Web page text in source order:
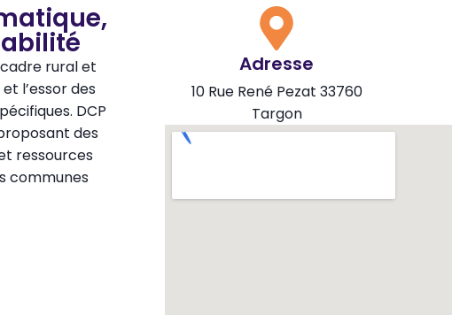
rural et
l’essor des
DCP
des
ressources
communes
Adresse
10 Rue René Pezat 33760
Targon